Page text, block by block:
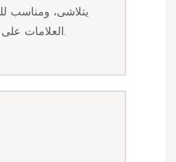
يتلاشى، ومناسب
العلامات على المستندات المهمة.